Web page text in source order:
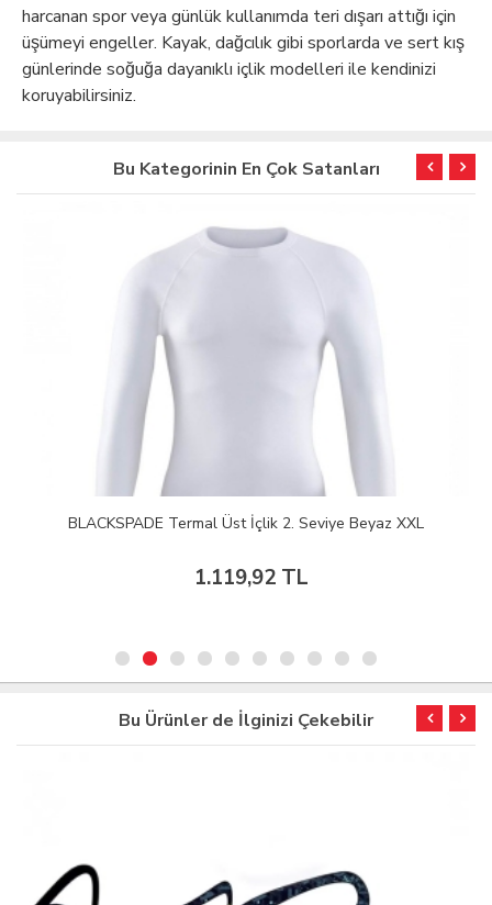
harcanan spor veya günlük kullanımda teri dışarı attığı için
üşümeyi engeller. Kayak, dağcılık gibi sporlarda ve sert kış
günlerinde soğuğa dayanıklı içlik modelleri ile kendinizi
koruyabilirsiniz.
Bu Kategorinin En Çok Satanları
BLACKSPADE Termal Üst İçlik 2. Seviye Beyaz XXL
1.119,92 TL
Bu Ürünler de İlginizi Çekebilir